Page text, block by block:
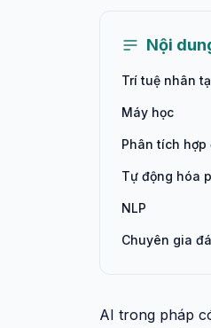
Nội
Trí tuệ nhân
Máy học
Phân tích hợp
Tự động hóa
NLP
Chuyên gia
AI trong pháp